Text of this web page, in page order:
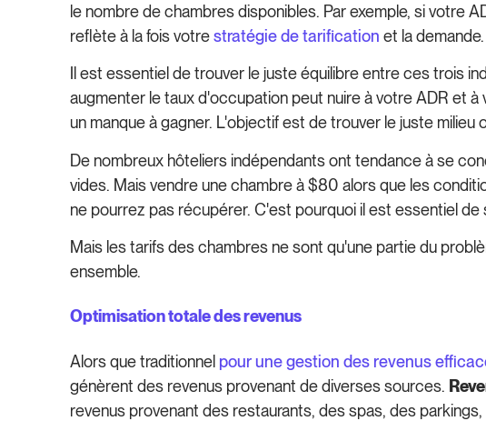
le nombre de chambres disponibles. Par exemple, si votre
reflète à la fois votrestratégie de tarification et la demande.
Il est essentiel de trouver le juste équilibre entre ces trois
augmenter le taux d'occupation peut nuire à votre ADR et
un manque à gagner. L'objectif est de trouver le juste
De nombreux hôteliers indépendants ont tendance à se
vides. Mais vendre une chambre à $80 alors que les
ne pourrez pas récupérer. C'est pourquoi il est essentiel
Mais les tarifs des chambres ne sont qu'une partie du
ensemble.
Optimisation totale des revenus
Alors que traditionnel pour une gestion des revenus
génèrent des revenus provenant de diverses sources.
revenus provenant des restaurants, des spas, des